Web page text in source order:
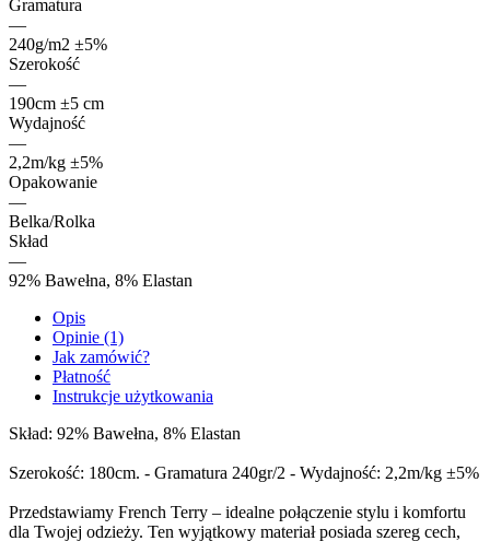
Gramatura
—
240g/m2 ±5%
Szerokość
—
190cm ±5 cm
Wydajność
—
2,2m/kg ±5%
Opakowanie
—
Belka/Rolka
Skład
—
92% Bawełna, 8% Elastan
Opis
Opinie (1)
Jak zamówić?
Płatność
Instrukcje użytkowania
Skład: 92% Bawełna, 8% Elastan
Szerokość: 180cm. - Gramatura 240gr/2 - Wydajność: 2,2m/kg ±5%
Przedstawiamy French Terry – idealne połączenie stylu i komfortu
dla Twojej odzieży. Ten wyjątkowy materiał posiada szereg cech,